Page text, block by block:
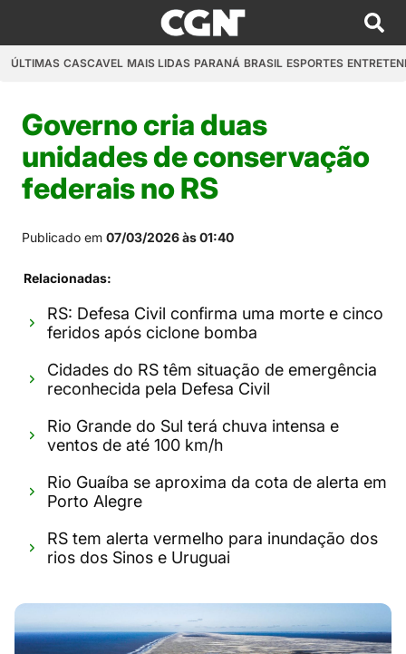
ÚLTIMAS CASCAVEL MAIS LIDAS PARANÁ BRASIL ESPORTES
Governo cria duas
unidades de conservação
federais no RS
Publicado em 07/03/2026 às 01:40
Relacionadas:
RS: Defesa Civil confirma uma morte e cinco
feridos após ciclone bomba
Cidades do RS têm situação de emergência
reconhecida pela Defesa Civil
Rio Grande do Sul terá chuva intensa e
ventos de até 100 km/h
Rio Guaíba se aproxima da cota de alerta em
Porto Alegre
RS tem alerta vermelho para inundação dos
rios dos Sinos e Uruguai